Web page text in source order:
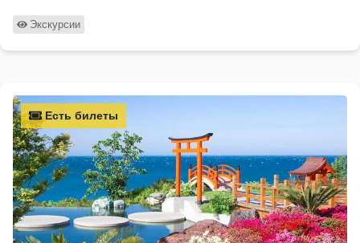
Экскурсии
Есть билеты